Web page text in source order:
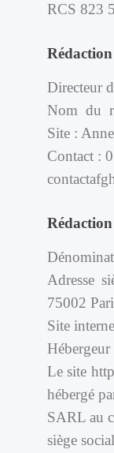
RCS 823
Directeur
Nom du
Site :
Contact :
Rédaction
Adresse
75002
Site
Hébergeur
Le site
hébergé
SARL au
siège